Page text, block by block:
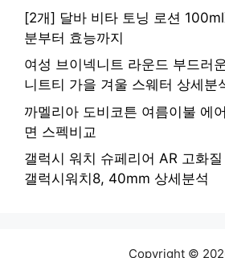
[2개] 달바 비타 토닝 로션
분부터 효능까지
여성 브이넥니트 라운드 부드러
니트티 가을 겨울 스웨터 상세분
까멜리아 도비코튼 여름이불 에
면 스펙비교
갤럭시 워치 슈페리어 AR 고화
갤럭시워치8, 40mm 상세분석
Copyright ©